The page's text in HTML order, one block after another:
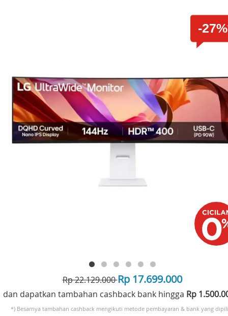
-
Rp 22.129.000Rp 17.699.000
dan dapatkan tambahan cashback bank hingga Rp
*) Besarnya tambahan cashback mengikuti metode pembayaran & bank yang